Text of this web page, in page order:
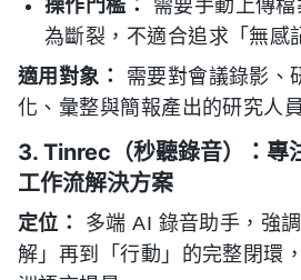
操作門檻：
需要手動上傳
為斷裂，不適合追求「無感
適用對象：
需要對會議錄影、
化、彙整與簡報產出的研究人
3. Tinrec（秒聽錄音）：專
工作流解決方案
定位：
多端 AI 錄音助手，強
解」再到「行動」的完整閉環